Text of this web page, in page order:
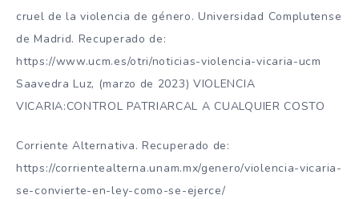
cruel de la violencia de género. Universidad Complutense
de Madrid. Recuperado de:
https://www.ucm.es/otri/noticias-violencia-vicaria-ucm
Saavedra Luz, (marzo de 2023) VIOLENCIA
VICARIA:CONTROL PATRIARCAL A CUALQUIER COSTO
Corriente Alternativa. Recuperado de:
https://corrientealterna.unam.mx/genero/violencia-vicaria-
se-convierte-en-ley-como-se-ejerce/